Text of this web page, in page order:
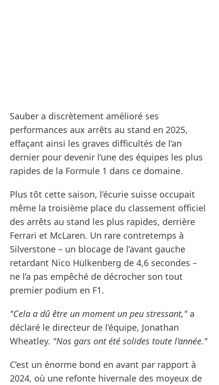
Sauber a discrètement amélioré ses
performances aux arrêts au stand en 2025,
effaçant ainsi les graves difficultés de l’an
dernier pour devenir l’une des équipes les plus
rapides de la Formule 1 dans ce domaine.
Plus tôt cette saison, l’écurie suisse occupait
même la troisième place du classement officiel
des arrêts au stand les plus rapides, derrière
Ferrari et McLaren. Un rare contretemps à
Silverstone – un blocage de l’avant gauche
retardant Nico Hülkenberg de 4,6 secondes –
ne l’a pas empêché de décrocher son tout
premier podium en F1.
"Cela a dû être un moment un peu stressant,"a
déclaré le directeur de l’équipe, Jonathan
Wheatley. "Nos gars ont été solides toute l’année."
C’est un énorme bond en avant par rapport à
2024, où une refonte hivernale des moyeux de